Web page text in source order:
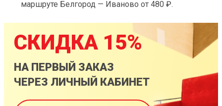
маршруте Белгород — Иваново от 480 ₽.
СКИДКА 15%
НА ПЕРВЫЙ ЗАКАЗ
ЧЕРЕЗ ЛИЧНЫЙ КАБИНЕТ